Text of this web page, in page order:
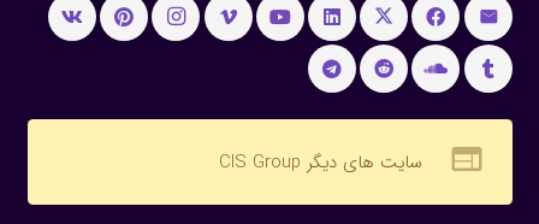
web سایت های دیگر CIS Group